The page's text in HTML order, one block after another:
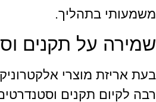
משמעותי בתהליך.
שמירה על תקנים
בעת אריזת מוצרי
רבה לקיום תקנים